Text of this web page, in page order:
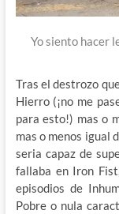
Yo siento hacer
Tras el destrozo
Hierro (¡no me
para esto!) mas o
mas o menos igual
seria capaz de
fallaba en Iron
episodios de
Pobre o nula